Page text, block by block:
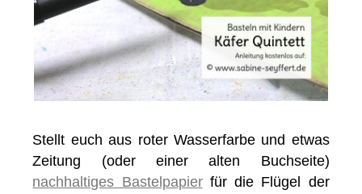
Stellt euch aus roter Wasserfarbe und etwas
Zeitung (oder einer alten Buchseite)
nachhaltiges Bastelpapierfür die Flügel der